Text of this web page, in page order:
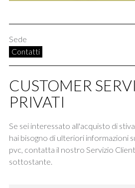
Sede
Contatti
CUSTOMER
PRIVATI
Se sei interessato all'acquisto di
hai bisogno di ulteriori informazioni
pvc, contatta il nostro Servizio
sottostante.